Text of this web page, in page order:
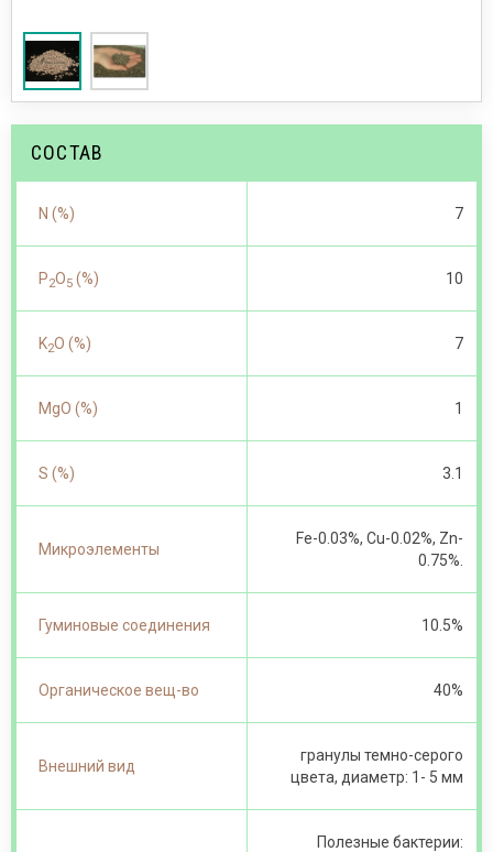
СОСТАВ
N (%) 7
P2O5 (%) 10
K2O (%) 7
MgO (%) 1
S (%) 3.1
Микроэлементы
Fe-0.03%, Cu-0.02%, Zn-
0.75%.
Гуминовые соединения 10.5%
Органическое вещ-во 40%
Внешний вид
гранулы темно-серого
цвета, диаметр: 1- 5 мм
Полезные бактерии: